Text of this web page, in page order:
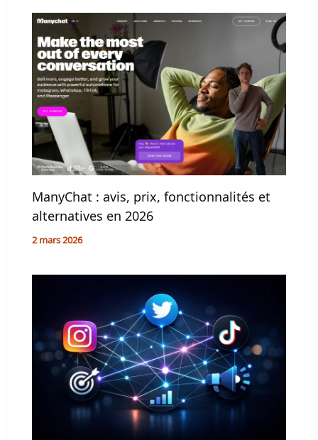
ManyChat : avis, prix, fonctionnalités et
alternatives en 2026
2 mars 2026